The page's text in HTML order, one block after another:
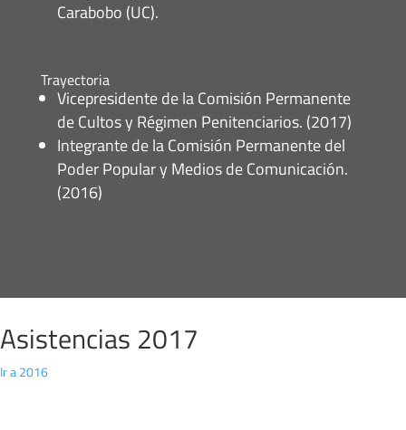
Carabobo (UC).
Trayectoria
Vicepresidente de la Comisión Permanente
de Cultos y Régimen Penitenciarios. (2017)
Integrante de la Comisión Permanente del
Poder Popular y Medios de Comunicación.
(2016)
Asistencias 2017
Ir a 2016